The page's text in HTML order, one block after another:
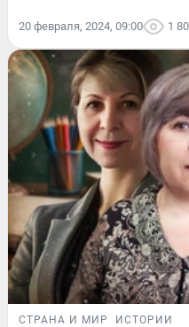
20 февраля, 2024, 09:00 1
СТРАНА И МИР ИСТОРИИ